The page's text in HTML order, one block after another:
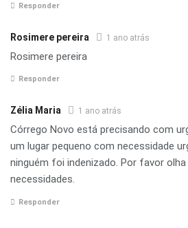
Responder
Rosimere pereira 1 ano atrás
Rosimere pereira
Responder
Zélia Maria 1 ano atrás
Córrego Novo está precisando com
um lugar pequeno com necessidade
ninguém foi indenizado. Por favor
necessidades.
Responder